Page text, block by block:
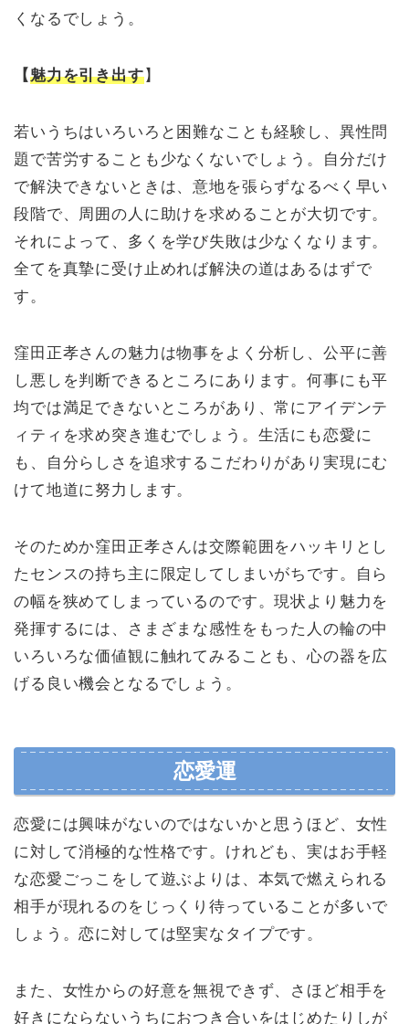
くなるでしょう。
【魅力を引き出す】
若いうちはいろいろと困難なことも経験し、異性問
題で苦労することも少なくないでしょう。自分だけ
で解決できないときは、意地を張らずなるべく早い
段階で、周囲の人に助けを求めることが大切です。
それによって、多くを学び失敗は少なくなります。
全てを真摯に受け止めれば解決の道はあるはずで
す。
窪田正孝さんの魅力は物事をよく分析し、公平に善
し悪しを判断できるところにあります。何事にも平
均では満足できないところがあり、常にアイデンテ
ィティを求め突き進むでしょう。生活にも恋愛に
も、自分らしさを追求するこだわりがあり実現にむ
けて地道に努力します。
そのためか窪田正孝さんは交際範囲をハッキリとし
たセンスの持ち主に限定してしまいがちです。自ら
の幅を狭めてしまっているのです。現状より魅力を
発揮するには、さまざまな感性をもった人の輪の中
いろいろな価値観に触れてみることも、心の器を広
げる良い機会となるでしょう。
恋愛運
恋愛には興味がないのではないかと思うほど、女性
に対して消極的な性格です。けれども、実はお手軽
な恋愛ごっこをして遊ぶよりは、本気で燃えられる
相手が現れるのをじっくり待っていることが多いで
しょう。恋に対しては堅実なタイプです。
また、女性からの好意を無視できず、さほど相手を
好きにならないうちにおつき合いをはじめたりしが